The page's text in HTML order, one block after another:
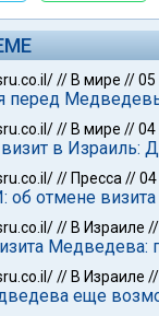
// В мире //05
перед
// В мире //04
в Израиль:
// Пресса //04
об отмене
// В Израиле //
Медведева:
// В Израиле //
еще